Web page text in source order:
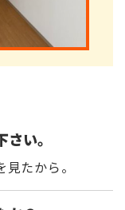
い。
たから。